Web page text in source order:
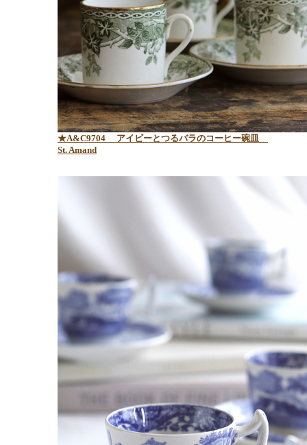
★A&C9704
アイビーとつるバラのコーヒー碗皿
St. Amand